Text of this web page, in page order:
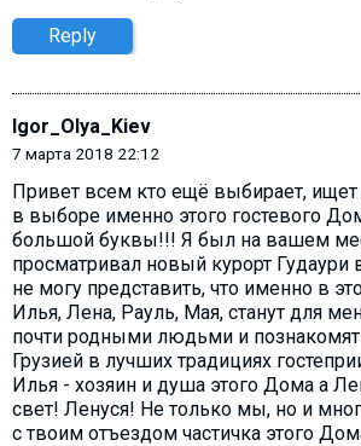
Reply
Igor_Olya_Kiev
7 марта 2018 22:12
Привет всем кто ещё выбирает, ищет
в выборе именно этого гостевого
большой буквы!!! Я был на вашем
просматривал новый курорт Гудаури
не могу представить, что именно в
Илья, Лена, Рауль, Мая, станут для
почти родными людьми и познакомят
Грузией в лучших традициях
Илья - хозяин и душа этого Дома а
свет! Ленуся! Не только мы, но и
с твоим отъездом частичка этого